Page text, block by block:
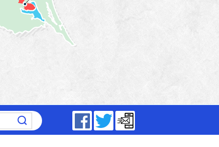
FacebookTwitter
17時15分（平日）
分～19時（祝日は除く）